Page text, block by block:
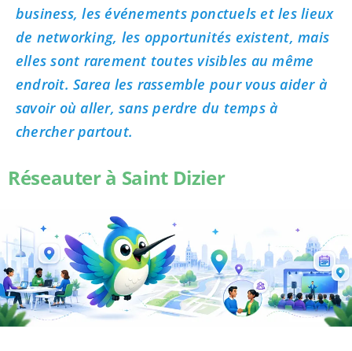
business, les événements ponctuels et les lieux
de networking, les opportunités existent, mais
elles sont rarement toutes visibles au même
endroit. Sarea les rassemble pour vous aider à
savoir où aller, sans perdre du temps à
chercher partout.
Réseauter à Saint Dizier